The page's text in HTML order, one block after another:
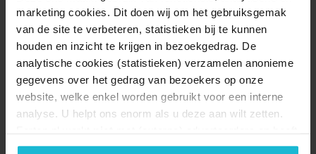
marketing cookies. Dit doen wij om het gebruiksgemak
van de site te verbeteren, statistieken bij te kunnen
houden en inzicht te krijgen in bezoekgedrag. De
analytische cookies (statistieken) verzamelen anonieme
gegevens over het gedrag van bezoekers op onze
website, welke enkel worden gebruikt voor een interne
analyse. U helpt ons enorm als u deze aan wilt zetten.
geen commerciële doelstelling. U kunt deze cookies via
53.0 km
Meerdere forten...